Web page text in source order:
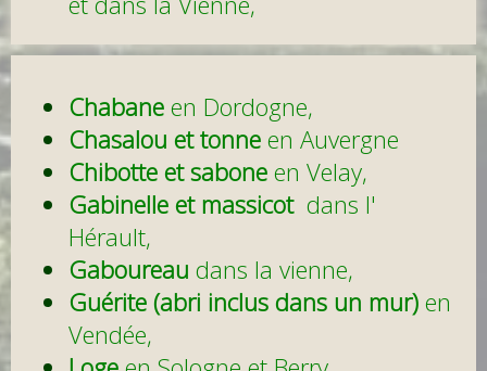
Chabane en Dordogne,
Chasalou et tonne en Auvergne
Chibotte et sabone en Velay,
Gabinelle et massicotdans l'
Hérault,
Gaboureau dans la vienne,
Guérite (abri inclus dans un mur) en
Vendée,